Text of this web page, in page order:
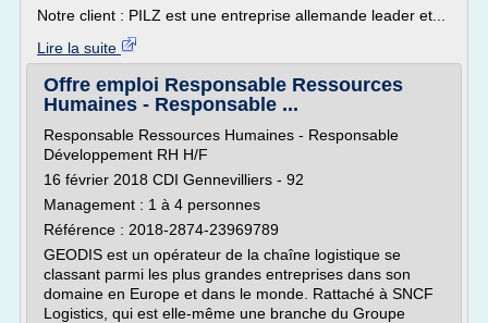
Notre client : PILZ est une entreprise allemande leader et...
Lire la suite
Offre emploi Responsable Ressources
Humaines - Responsable ...
Responsable Ressources Humaines - Responsable
Développement RH H/F
16 février 2018 CDI Gennevilliers - 92
Management : 1 à 4 personnes
Référence : 2018-2874-23969789
GEODIS est un opérateur de la chaîne logistique se
classant parmi les plus grandes entreprises dans son
domaine en Europe et dans le monde. Rattaché à SNCF
Logistics, qui est elle-même une branche du Groupe